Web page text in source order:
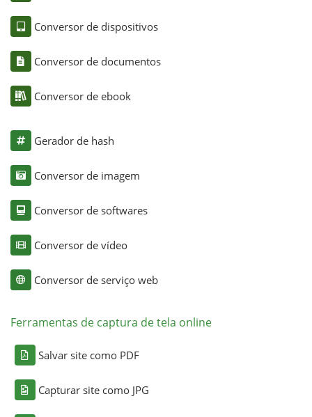
Conversor de dispositivos
Conversor de documentos
Conversor de ebook
Gerador de hash
Conversor de imagem
Conversor de softwares
Conversor de vídeo
Conversor de serviço web
Ferramentas de captura de tela online
Salvar site como PDF
Capturar site como JPG